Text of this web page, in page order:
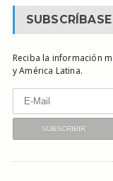
Reciba la información
y América Latina.